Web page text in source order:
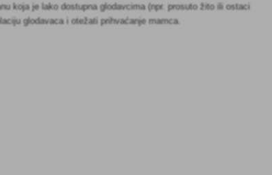
koja je lako dostupna glodavcima (npr. prosuto žito ili ostaci
glodavaca i otežati prihvaćanje mamca.